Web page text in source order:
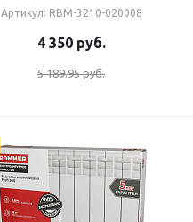
Артикул: RBM-3210-020008
4 350руб.
5 189.95 руб.